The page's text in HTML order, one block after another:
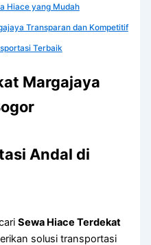
Hiace yang Mudah
Transparan dan Kompetitif
Terbaik
Margajaya
Andal di
Sewa Hiace Terdekat
solusi transportasi